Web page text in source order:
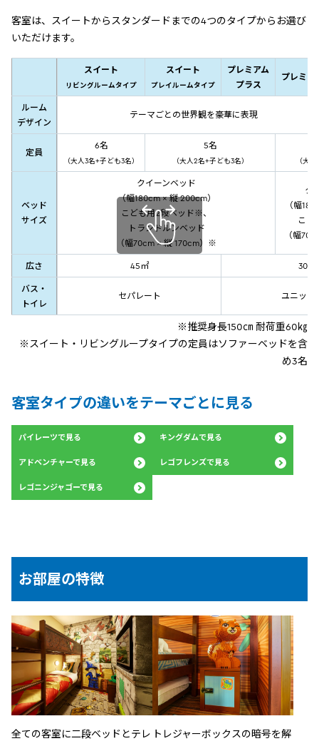
客室は、スイートからスタンダードまでの4つのタイプからお選び
いただけます。
スイート
リビングルームタイプ
スイート
プレイルームタイプ
プレミアム
プラス
プレミア
ルーム
デザイン
テーマごとの世界観を豪華に表現
定員
6名
（大人3名+子ども3名）
5名
（大人2名+子ども3名） （大
ベッド
サイズ
クイーンベッド
（幅180cm × 縦 200cm）
こども用2段ベッド※、
トランドルンベッド
（幅70cm × 縦 170cm）※
ク
（幅
こど
（幅
広さ 45㎡ 30㎡
バス・
トイレ
セパレート ユニット
※推奨身長150㎝ 耐荷重60㎏
※スイート・リビングループタイプの定員はソファーベッドを含
め3名
客室タイプの違いをテーマごとに見る
パイレーツで見る キングダムで見る
アドベンチャーで見る レゴフレンズで見る
レゴニンジャゴーで見る
お部屋の特徴
全ての客室に二段ベッドとテレ トレジャーボックスの暗号を解